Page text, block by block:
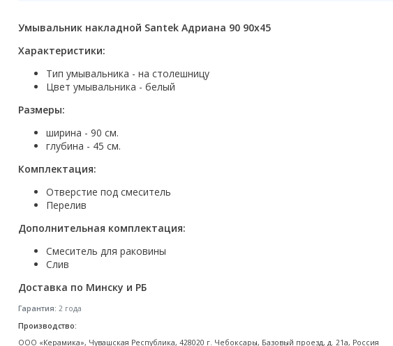
Кухонные мойки
Трапы
Радиаторы отопления
Котлы отопления
Сифоны и донные клапаны
Дом и сад
Акции
Умывальник накладной Santek Адриана 90 90x45
Характеристики:
Тип умывальника - на столешницу
Цвет умывальника - белый
Размеры:
ширина - 90 см.
глубина - 45 см.
Комплектация:
Отверстие под смеситель
Перелив
Дополнительная комплектация:
Смеситель для раковины
Слив
Доставка по Минску и РБ
Гарантия: 2 года
Производство:
ООО «Керамика», Чувашская Республика, 428020 г. Чебоксары, Базовый проезд, д. 21а, Россия